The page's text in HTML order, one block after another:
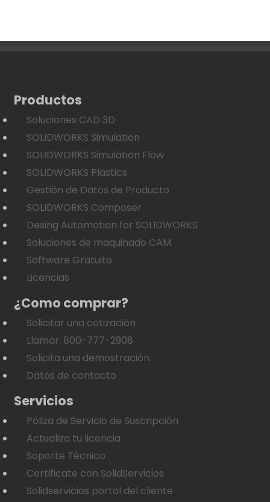
Productos
Soluciones CAD 3D
SOLIDWORKS Simulation
SOLIDWORKS Simulation Flow
SOLIDWORKS Plastics
Gestión de Datos de Producto
SOLIDWORKS Composer
Desing Automation for SOLIDWORKS
Soluciones de maquinado CAM
Software Gratuito
Licencias
¿Como comprar?
Solicitar una cotización
Llamar: 800-777-2908
Solicita una demostración
Datos de contacto
Servicios
Póliza de Servicio de Suscripción
Actualiza tu licencia
Soporte Técnico
Certificate con SolidServicios
Solidservicios portal del cliente